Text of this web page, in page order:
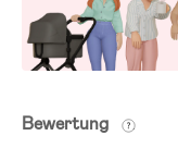
Bewertung